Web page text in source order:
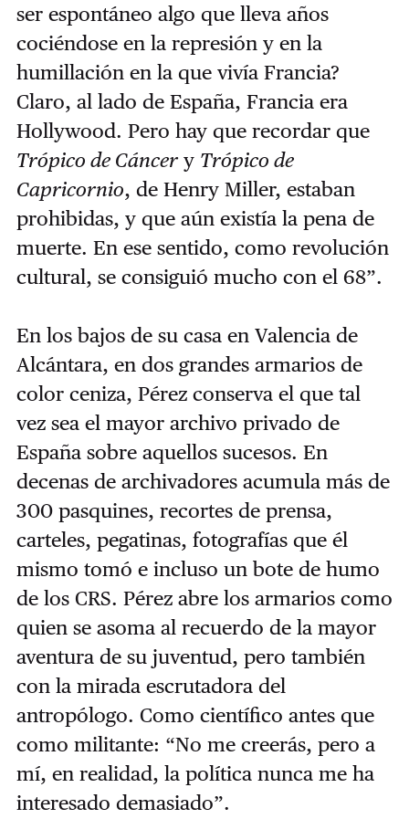
ser espontáneo algo que lleva años
cociéndose en la represión y en la
humillación en la que vivía Francia?
Claro, al lado de España, Francia era
Hollywood. Pero hay que recordar que
Trópico de Cáncery Trópico de
Capricornio, de Henry Miller, estaban
prohibidas, y que aún existía la pena de
muerte. En ese sentido, como revolución
cultural, se consiguió mucho con el 68”.
En los bajos de su casa en Valencia de
Alcántara, en dos grandes armarios de
color ceniza, Pérez conserva el que tal
vez sea el mayor archivo privado de
España sobre aquellos sucesos. En
decenas de archivadores acumula más de
300 pasquines, recortes de prensa,
carteles, pegatinas, fotografías que él
mismo tomó e incluso un bote de humo
de los CRS. Pérez abre los armarios como
quien se asoma al recuerdo de la mayor
aventura de su juventud, pero también
con la mirada escrutadora del
antropólogo. Como científico antes que
como militante: “No me creerás, pero a
mí, en realidad, la política nunca me ha
interesado demasiado”.